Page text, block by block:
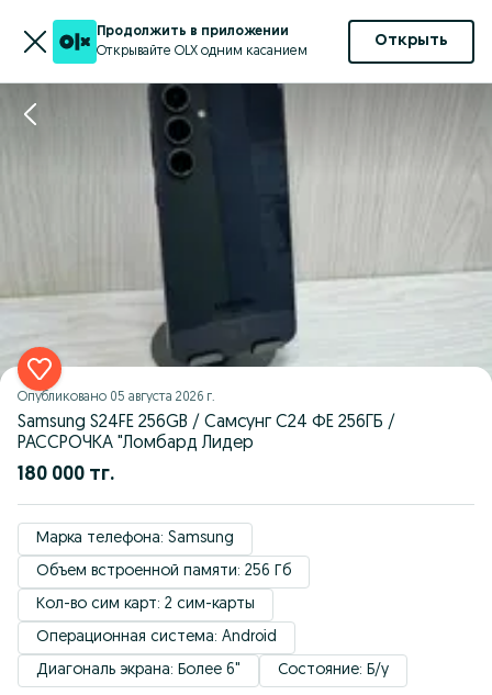
Продолжить в приложении
Открывайте OLX одним касанием
Открыть
Опубликовано 05 августа 2026 г.
Samsung S24FE 256GB / Самсунг С24 ФЕ 256ГБ /
РАССРОЧКА "Ломбард Лидер
180 000 тг.
Марка телефона: Samsung
Объем встроенной памяти: 256 Гб
Кол-во сим карт: 2 сим-карты
Операционная система: Android
Диагональ экрана: Более 6"
Состояние: Б/у